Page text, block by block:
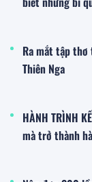
Ra mắt tập thơ
Thiên Nga
HÀNH TRÌNH
mà trở thành